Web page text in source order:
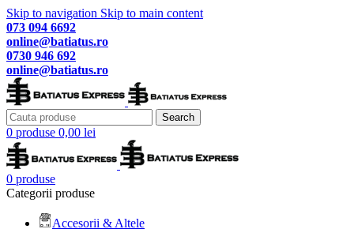
Skip to navigation Skip to main content
073 094 6692
online@batiatus.ro
0730 946 692
online@batiatus.ro
Search
0 produse 0,00 lei
0 produse
Categorii produse
Accesorii & Altele